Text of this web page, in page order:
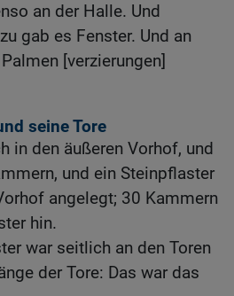
an der Halle. Und
gab es Fenster. Und an
[verzierungen]
seine Tore
in den äußeren Vorhof, und
und ein Steinpflaster
angelegt; 30 Kammern
hin.
war seitlich an den Toren
der Tore: Das war das